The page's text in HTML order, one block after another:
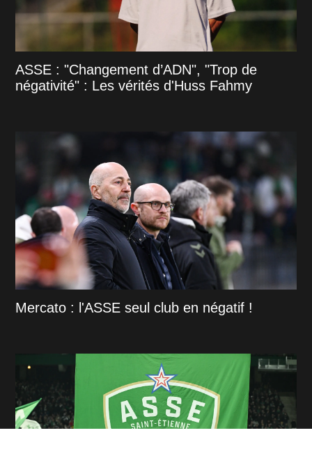
ASSE : "Changement d’ADN", "Trop de
négativité" : Les vérités d'Huss Fahmy
Mercato : l'ASSE seul club en négatif !